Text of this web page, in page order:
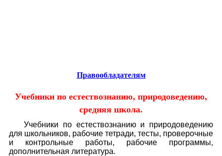
Правообладателям
Учебники по естествознанию, природоведению,
средняя школа.
Учебники по естествознанию и природоведению
для школьников, рабочие тетради, тесты, проверочные
и контрольные работы, рабочие программы,
дополнительная литература.